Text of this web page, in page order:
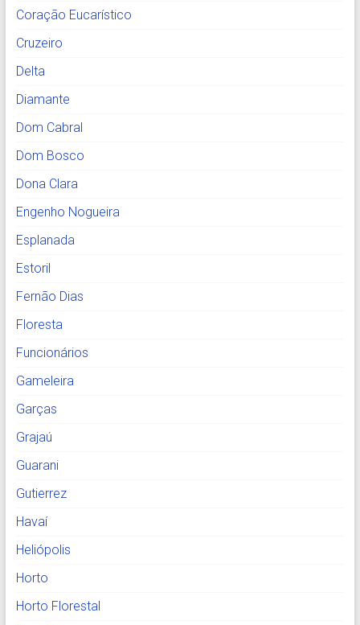
Coração Eucarístico
Cruzeiro
Delta
Diamante
Dom Cabral
Dom Bosco
Dona Clara
Engenho Nogueira
Esplanada
Estoril
Fernão Dias
Floresta
Funcionários
Gameleira
Garças
Grajaú
Guarani
Gutierrez
Havaí
Heliópolis
Horto
Horto Florestal